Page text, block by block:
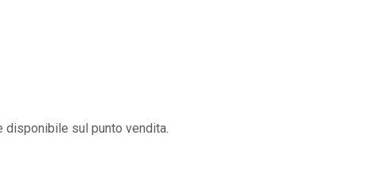
sul punto vendita.